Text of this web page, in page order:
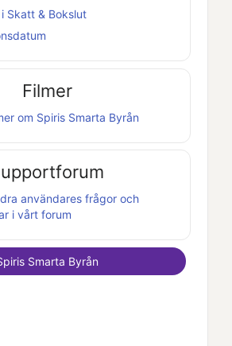
Skatt & Bokslut
Filmer
om Spiris Smarta Byrån
användares frågor och
i vårt forum
Smarta Byrån